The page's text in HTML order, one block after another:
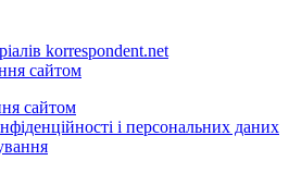
korrespondent.net
сайтом
сайтом
і персональних даних